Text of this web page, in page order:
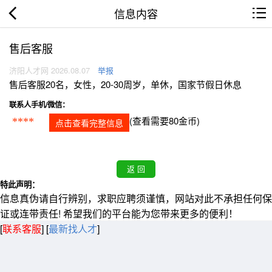
信息内容
售后客服
济阳人才网 2026.08.07 举报
售后客服20名，女性，20-30周岁，单休，国家节假日休息
联系人手机/微信：
**** 点击查看完整信息 (查看需要80金币)
特此声明：
信息真伪请自行辨别，求职应聘须谨慎，网站对此不承担任何保
证或连带责任! 希望我们的平台能为您带来更多的便利！
[联系客服] [最新找人才]